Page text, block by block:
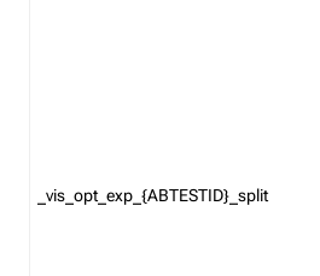
_vis_opt_exp_{ABTESTID}_split